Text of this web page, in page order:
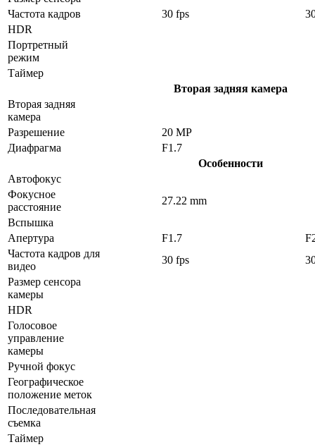
Частота кадров
30 fps
HDR
Портретный
режим
Таймер
Вторая задняя камера
Вторая задняя
камера
Разрешение
20 MP
Диафрагма
F1.7
Особенности
Автофокус
Фокусное
расстояние
27.22 mm
Вспышка
Апертура
F1.7
Частота кадров для
видео
30 fps
Размер сенсора
камеры
HDR
Голосовое
управление
камеры
Ручной фокус
Географическое
положение меток
Последовательная
съемка
Таймер